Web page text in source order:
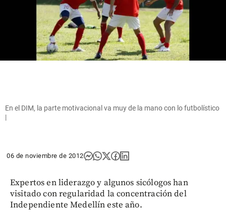
En el DIM, la parte motivacional va muy de la mano con lo futbolístico
|
06 de noviembre de 2012
Expertos en liderazgo y algunos sicólogos han
visitado con regularidad la concentración del
Independiente Medellín este año.